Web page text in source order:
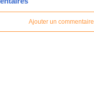
Ajouter un commentaire